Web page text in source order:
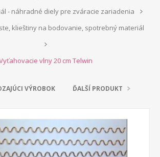
- náhradné diely pre zváracie zariadenia
klieštiny na bodovanie, spotrebný materiál
vlny 20 cm Telwin
VÝROBOK ĎALŠÍ PRODUKT